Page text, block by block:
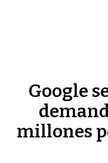
Google
millones